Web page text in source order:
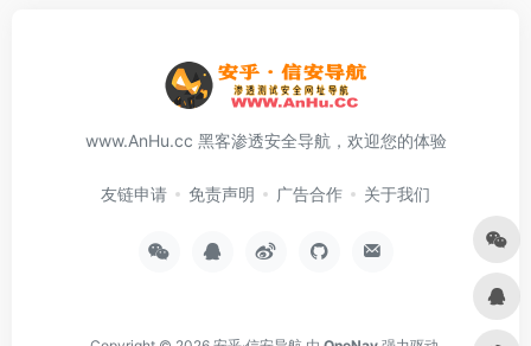
www.AnHu.cc 黑客渗透安全导航，欢迎您的体验
友链申请 免责声明 广告合作 关于我们